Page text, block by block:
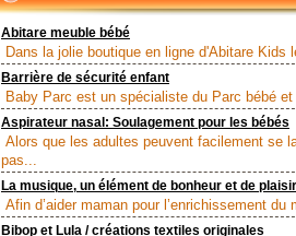
Abitare meuble bébé
Dans la jolie boutique en ligne d'Abitare
Barrière de sécurité enfant
Baby Parc est un spécialiste du Parc bébé
Aspirateur nasal: Soulagement pour les bébés
Alors que les adultes peuvent facilement se
pas...
La musique, un élément de bonheur et de
Afin d’aider maman pour l’enrichissement
Bibop et Lula / créations textiles originales